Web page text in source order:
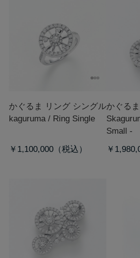
かぐるま リング シングル
kaguruma / Ring Single
￥1,100,000
かぐる
S
Small -
￥